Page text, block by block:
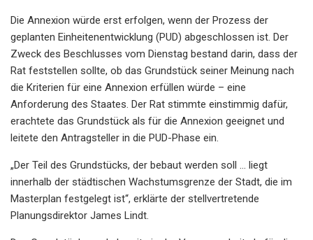
Die Annexion würde erst erfolgen, wenn der Prozess der
geplanten Einheitenentwicklung (PUD) abgeschlossen ist. Der
Zweck des Beschlusses vom Dienstag bestand darin, dass der
Rat feststellen sollte, ob das Grundstück seiner Meinung nach
die Kriterien für eine Annexion erfüllen würde – eine
Anforderung des Staates. Der Rat stimmte einstimmig dafür,
erachtete das Grundstück als für die Annexion geeignet und
leitete den Antragsteller in die PUD-Phase ein.
„Der Teil des Grundstücks, der bebaut werden soll … liegt
innerhalb der städtischen Wachstumsgrenze der Stadt, die im
Masterplan festgelegt ist“, erklärte der stellvertretende
Planungsdirektor James Lindt.